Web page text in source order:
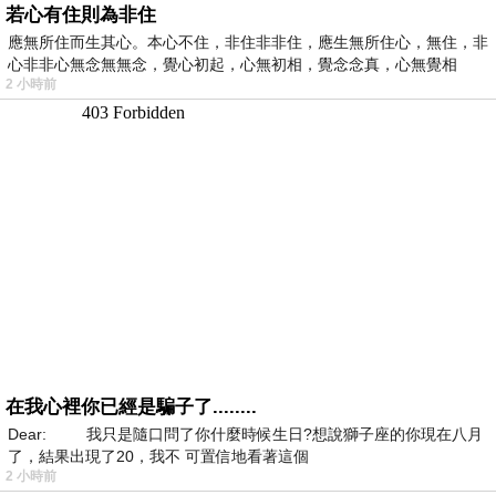
若心有住則為非住
應無所住而生其心。本心不住，非住非非住，應生無所住心，無住，非
心非非心無念無無念，覺心初起，心無初相，覺念念真，心無覺相
2 小時前
在我心裡你已經是騙子了........
Dear: 我只是隨口問了你什麼時候生日?想說獅子座的你現在八月
了，結果出現了20，我不 可置信地看著這個
2 小時前